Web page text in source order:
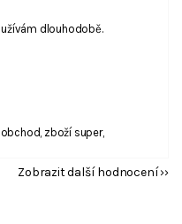
dlouhodobě.
zboží super,
Zobrazit další hodnocení